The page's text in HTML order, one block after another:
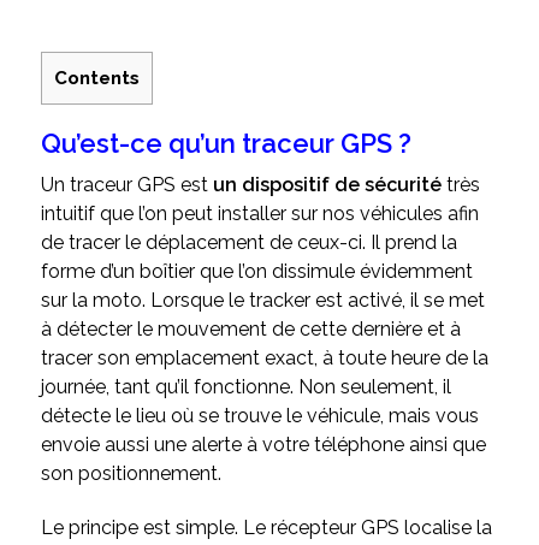
Contents
Qu’est-ce qu’un traceur GPS ?
Un traceur GPS est un dispositif de sécurité très
intuitif que l’on peut installer sur nos véhicules afin
de tracer le déplacement de ceux-ci. Il prend la
forme d’un boîtier que l’on dissimule évidemment
sur la moto. Lorsque le tracker est activé, il se met
à détecter le mouvement de cette dernière et à
tracer son emplacement exact, à toute heure de la
journée, tant qu’il fonctionne. Non seulement, il
détecte le lieu où se trouve le véhicule, mais vous
envoie aussi une alerte à votre téléphone ainsi que
son positionnement.
Le principe est simple. Le récepteur GPS localise la